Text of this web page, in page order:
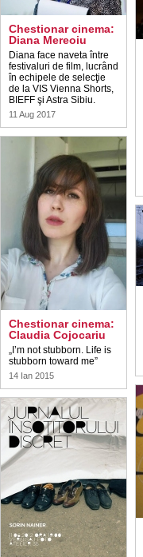
Chestionar cinema:
Diana Mereoiu
Diana face naveta între
festivaluri de film, lucrând
în echipele de selecţie
de la VIS Vienna Shorts,
BIEFF şi Astra Sibiu.
11 Aug 2017
Chestionar cinema:
Claudia Cojocariu
„I’m not stubborn. Life is
stubborn toward me”
14 Ian 2015